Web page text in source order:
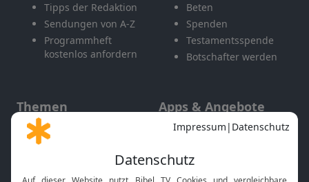
Tipps der Redaktion
Sendungen von A-Z
Programmheft
kostenlos anfordern
Beten
Spenden
Testamentsspende
Botschafter werden
Themen
Gott und Bibel erklärt
Apps & Angebote
Mobile App